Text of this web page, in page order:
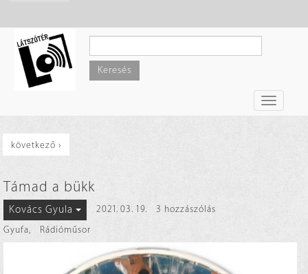
tartalomra
Keresés
Toggle
következő ›
Támad a bükk
Kovács Gyula 2021. 03. 19.
3 hozzászólás
Gyufa, Rádióműsor